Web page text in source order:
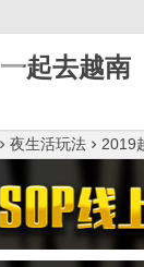
一起去越南
夜生活玩法 2019